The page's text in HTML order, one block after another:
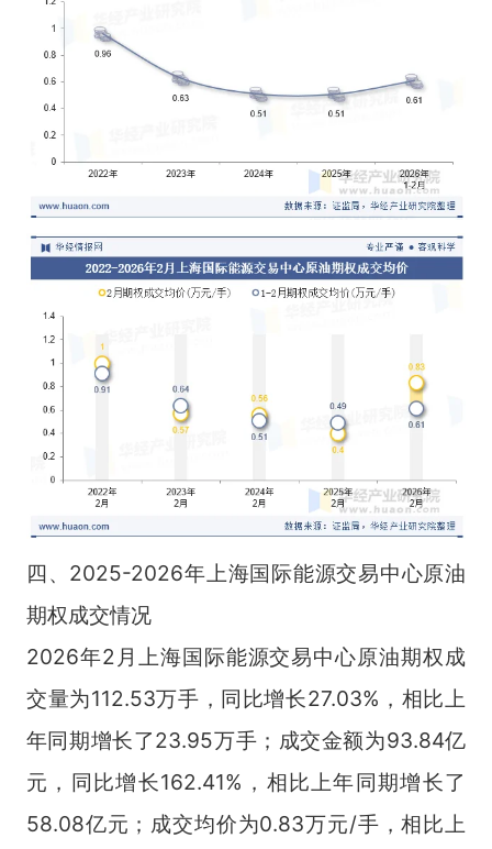
四、2025-2026年上海国际能源交易中心原油
期权成交情况
2026年2月上海国际能源交易中心原油期权成
交量为112.53万手，同比增长27.03%，相比上
年同期增长了23.95万手；成交金额为93.84亿
元，同比增长162.41%，相比上年同期增长了
58.08亿元；成交均价为0.83万元/手，相比上